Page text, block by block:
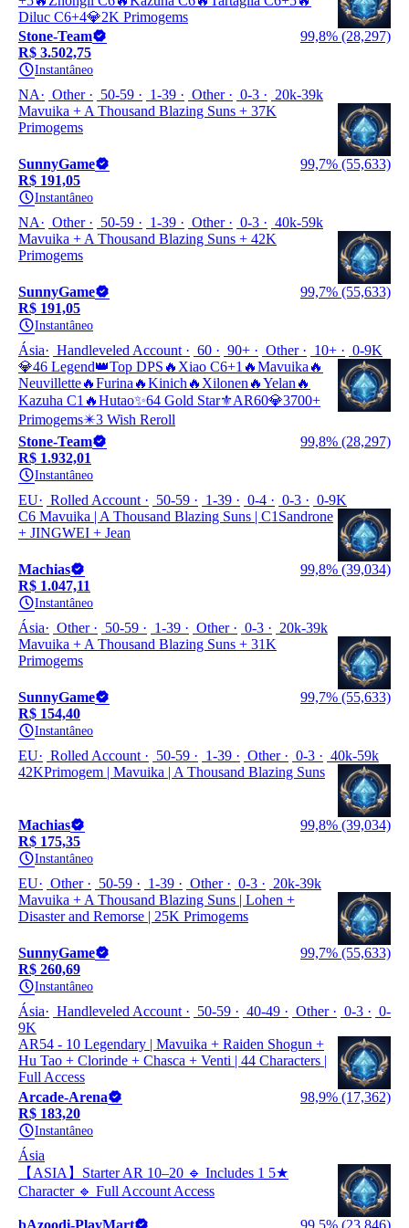
Diluc C6+4💎2K Primogems
Stone-Team
99,8% (28,297)
R$ 3.502,75
Instantâneo
NA Other 50-59 1-39 Other 0-3
20k-39k
Mavuika + A Thousand Blazing Suns + 37K
Primogems
SunnyGame
99,7% (55,633)
R$ 191,05
Instantâneo
NA Other 50-59 1-39 Other 0-3
40k-59k
Mavuika + A Thousand Blazing Suns + 42K
Primogems
SunnyGame
99,7% (55,633)
R$ 191,05
Instantâneo
Ásia Handleveled Account 60 90+ Other 10+
0-9K
💎46 Legend👑Top DPS🔥Xiao C6+1🔥Mavuika🔥
Neuvillette🔥Furina🔥Kinich🔥Xilonen🔥Yelan🔥
Kazuha C1🔥Hutao✨64 Gold Star⚜️AR60💎3700+
Primogems✴️3 Wish Reroll
Stone-Team
99,8% (28,297)
R$ 1.932,01
Instantâneo
EU Rolled Account 50-59 1-39 0-4 0-3
0-9K
C6 Mavuika | A Thousand Blazing Suns | C1Sandrone
+ JINGWEI + Jean
Machias
99,8% (39,034)
R$ 1.047,11
Instantâneo
Ásia Other 50-59 1-39 Other 0-3
20k-39k
Mavuika + A Thousand Blazing Suns + 31K
Primogems
SunnyGame
99,7% (55,633)
R$ 154,40
Instantâneo
EU Rolled Account 50-59 1-39 Other 0-3
40k-59k
42KPrimogem | Mavuika | A Thousand Blazing Suns
Machias
99,8% (39,034)
R$ 175,35
Instantâneo
EU Other 50-59 1-39 Other 0-3
20k-39k
Mavuika + A Thousand Blazing Suns | Lohen +
Disaster and Remorse | 25K Primogems
SunnyGame
99,7% (55,633)
R$ 260,69
Instantâneo
Ásia Handleveled Account 50-59 40-49 Other 0-3
0-
9K
AR54 - 10 Legendary | Mavuika + Raiden Shogun +
Hu Tao + Clorinde + Chasca + Venti | 44 Characters |
Full Access
Arcade-Arena
98,9% (17,362)
R$ 183,20
Instantâneo
Ásia
【ASIA】Starter AR 10–20 🔹 Includes 1 5★
Character 🔹 Full Account Access
bAzoodi-PlayMart 99,5% (23,846)